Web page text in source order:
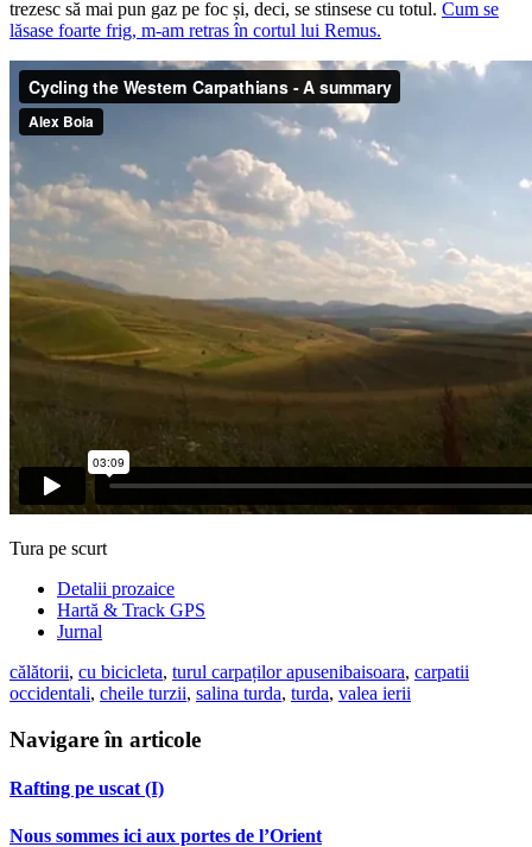
trezesc să mai pun gaz pe foc și, deci, se stinsese cu totul. Cum se
lăsase foarte frig, m-am retras în cortul lui Remus.
Tura pe scurt
Detalii prozaice
Hartă & Track GPS
Jurnal
călătorii, cu bicicleta, turul carpaților apusenibaisoara, carpatii
occidentali, cheile turzii, salina turda, turda, valea ierii
Navigare în articole
Rafting pe uscat (I)
Nous sommes ici aux portes de l’Orient